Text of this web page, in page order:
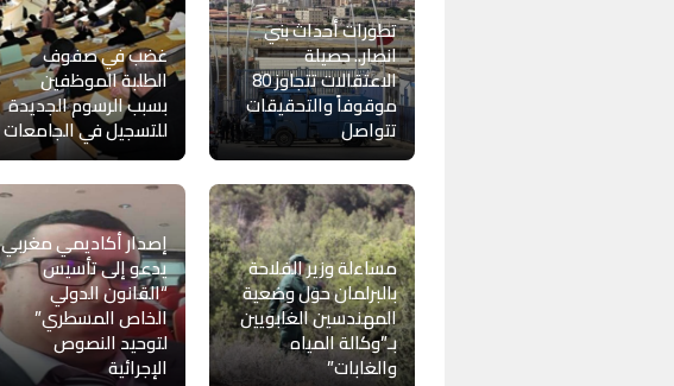
تطورات أحداث بني
انصار.. حصيلة
الاعتقالات تتجاوز 80
موقوفاً والتحقيقات
تتواصل
غضب في صفوف
الطلبة الموظفين
بسبب الرسوم الجديدة
للتسجيل في الجامعات
مساءلة وزير الفلاحة
بالبرلمان حول وضعية
المهندسين الغابويين
بـ”وكالة المياه
والغابات”
إصدار أكاديمي مغربي
يدعو إلى تأسيس
“القانون الدولي
الخاص المسطري”
لتوحيد النصوص
الإجرائية